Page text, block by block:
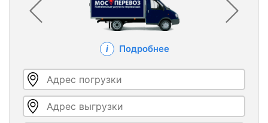
Подробнее
Адрес погрузки
Адрес выгрузки